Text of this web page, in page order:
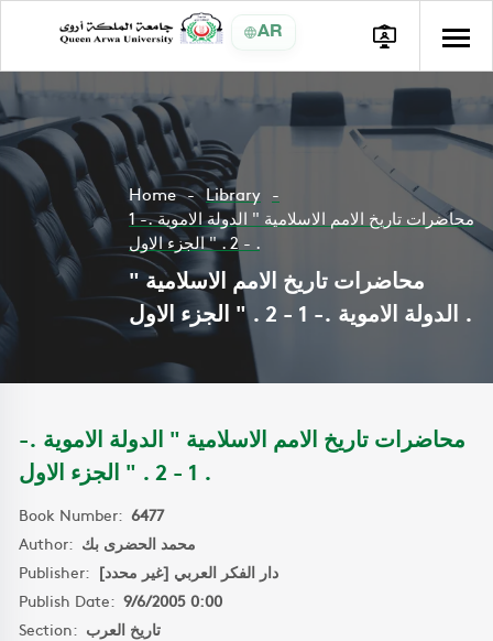
AR
Home
Library
محاضرات تاريخ الامم الاسلامية " الدولة الاموية .- 1
- 2 . " الجزء الاول .
محاضرات تاريخ الامم الاسلامية "
الدولة الاموية .- 1 - 2 . " الجزء الاول .
محاضرات تاريخ الامم الاسلامية " الدولة الاموية .-
1 - 2 . " الجزء الاول .
Book Number: 6477
Author: محمد الحضرى بك
Publisher: دار الفكر العربي [غير محدد]
Publish Date: 9/6/2005 0:00
Section: تاريخ العرب